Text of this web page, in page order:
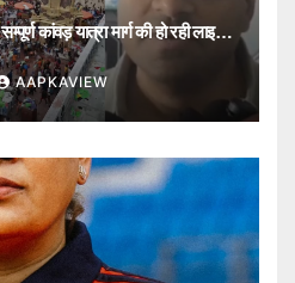
कांवड़ यात्रा मार्ग की हो रही लाइव
AAPKAVIEW